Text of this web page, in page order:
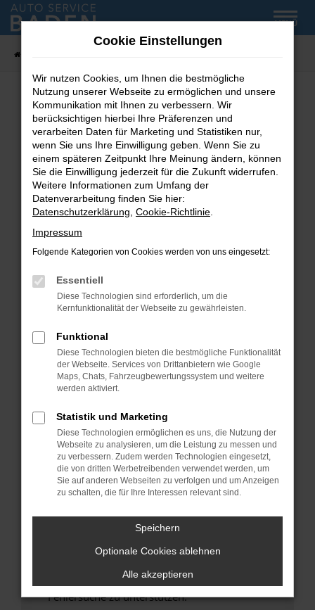
Zum
Hauptinhalt
MENÜ
Fehler: Network Error
Beim Laden ist ein Fehler aufgetreten.
Hier sind ein paar Tipps, die dir helfen können:
Überprüfe deine Firewall und deine
Internetverbindung.
Laden andere Webseiten, zum Beispiel deine
Suchmaschine?
Prüfe deine Browsererweiterungen.
können das Laden bestimmter Seiten
verhindern. Funktioniert die Seite in einem
Fenster?
Starte dein Gerät neu.
Das kann manchmal helfen, vorübergehende
Probleme zu beheben.
Betriebssystem auf dem neuesten Stand
sind.
Veraltete Software birgt nicht nur ein
Sicherheitsrisiko, sondern kann auch dazu
führen, dass bestimmte Funktionen nicht mehr
unterstützt werden.
Wende dich an den Webseitenbetreiber.
Wenn du alle oben genannten Schritte versucht
hast, kontaktiere uns bitte. Wir werden
uns diesen Text schicken, um uns bei der
Fehlersuche zu unterstützen:
Cookie Einstellungen
Wir nutzen Cookies, um Ihnen die bestmögliche
Nutzung unserer Webseite zu ermöglichen und unsere
Kommunikation mit Ihnen zu verbessern. Wir
berücksichtigen hierbei Ihre Präferenzen und
verarbeiten Daten für Marketing und Statistiken nur,
wenn Sie uns Ihre Einwilligung geben. Wenn Sie zu
einem späteren Zeitpunkt Ihre Meinung ändern, können
Sie die Einwilligung jederzeit für die Zukunft widerrufen.
Weitere Informationen zum Umfang der
Datenverarbeitung finden Sie hier:
Datenschutzerklärung Cookie-Richtlinie
Impressum
Folgende Kategorien von Cookies werden von uns eingesetzt:
Essentiell
Diese Technologien sind erforderlich, um die
Kernfunktionalität der Webseite zu gewährleisten.
Funktional
Diese Technologien bieten die bestmögliche Funktionalität
der Webseite. Services von Drittanbietern wie Google
Maps, Chats, Fahrzeugbewertungssystem und weitere
werden aktiviert.
Statistik und Marketing
Diese Technologien ermöglichen es uns, die Nutzung der
Webseite zu analysieren, um die Leistung zu messen und
zu verbessern. Zudem werden Technologien eingesetzt,
die von dritten Werbetreibenden verwendet werden, um
Sie auf anderen Webseiten zu verfolgen und um Anzeigen
zu schalten, die für Ihre Interessen relevant sind.
Speichern
Optionale Cookies ablehnen
Alle akzeptieren